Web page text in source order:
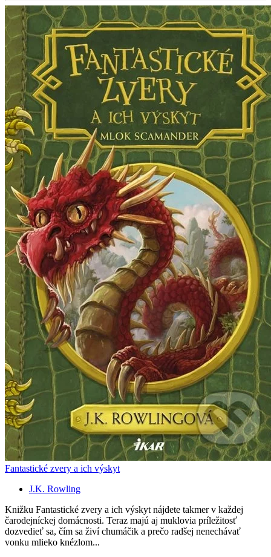
Fantastické zvery a ich výskyt
J.K. Rowling
Knižku Fantastické zvery a ich výskyt nájdete takmer v každej
čarodejníckej domácnosti. Teraz majú aj muklovia príležitosť
dozvedieť sa, čím sa živí chumáčik a prečo radšej nenechávať
vonku mlieko knézlom...